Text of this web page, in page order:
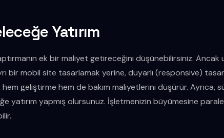
Yatırım
ek bir maliyet getireceğini düşünebilirsiniz. Ancak
bir mobil site tasarlamak yerine, duyarlı (responsive)
geliştirme hem de bakım maliyetlerini düşürür. Ayrıca,
yatırım yapmış olursunuz. İşletmenizin büyümesine